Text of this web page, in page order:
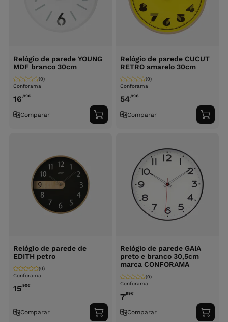
Relógio de parede YOUNG
MDF branco 30cm
Conforama
(0)
16,99€
Comparar
Adicionar
ao
Relógio de parede CUCUT
RETRO amarelo 30cm
Conforama
(0)
54,99€
Comparar
ao
Relógio de parede de
EDITH petro
Conforama
(0)
15,90€
Comparar
Adicionar
Relógio de parede GAIA
preto e branco 30,5cm
marca CONFORAMA
Conforama
(0)
7,99€
Comparar